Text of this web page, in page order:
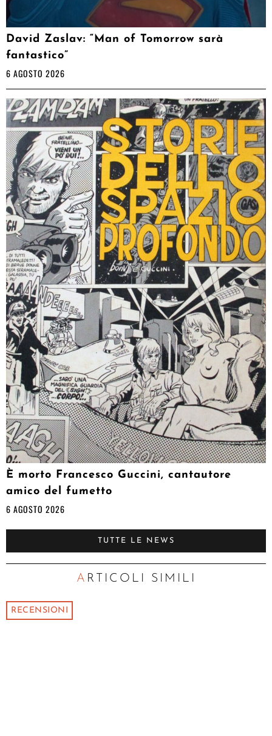
David Zaslav: “Man of Tomorrow sarà
fantastico”
6 AGOSTO 2026
È morto Francesco Guccini, cantautore
amico del fumetto
6 AGOSTO 2026
TUTTE LE NEWS
ARTICOLI SIMILI
RECENSIONI